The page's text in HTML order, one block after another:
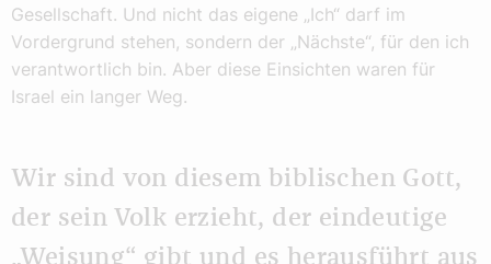
Gesellschaft. Und nicht das eigene „Ich“ darf im
Vordergrund stehen, sondern der „Nächste“, für den ich
verantwortlich bin. Aber diese Einsichten waren für
Israel ein langer Weg.
Wir sind von diesem biblischen Gott,
der sein Volk erzieht, der eindeutige
„Weisung“ gibt und es herausführt aus